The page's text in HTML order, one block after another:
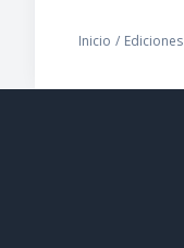
Inicio / Ediciones